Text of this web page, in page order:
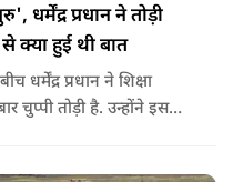
धर्मेंद्र प्रधान ने तोड़ी
क्या हुई थी बात
धर्मेंद्र प्रधान ने शिक्षा
चुप्पी तोड़ी है. उन्होंने इस